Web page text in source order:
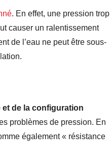
. En effet, une pression trop
causer un ralentissement
de l’eau ne peut être sous-
et de la configuration
problèmes de pression. En
également « résistance